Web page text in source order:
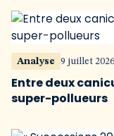
Analyse 9 juillet 2026
Entre deux
super-pollueurs